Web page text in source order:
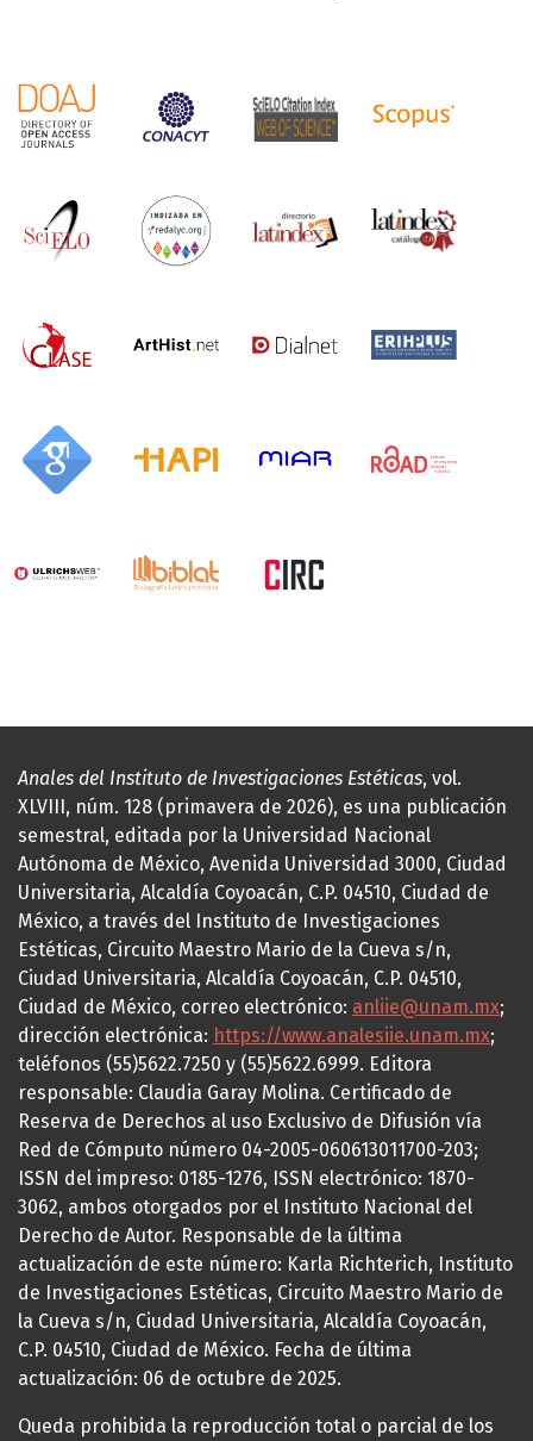
Anales del Instituto de Investigaciones Estéticas, vol.
XLVIII, núm. 128 (primavera de 2026), es una publicación
semestral, editada por la Universidad Nacional
Autónoma de México, Avenida Universidad 3000, Ciudad
Universitaria, Alcaldía Coyoacán, C.P. 04510, Ciudad de
México, a través del Instituto de Investigaciones
Estéticas, Circuito Maestro Mario de la Cueva s/n,
Ciudad Universitaria, Alcaldía Coyoacán, C.P. 04510,
Ciudad de México, correo electrónico: anliie@unam.mx;
dirección electrónica: https://www.analesiie.unam.mx;
teléfonos (55)5622.7250 y (55)5622.6999. Editora
responsable: Claudia Garay Molina. Certificado de
Reserva de Derechos al uso Exclusivo de Difusión vía
Red de Cómputo número 04-2005-060613011700-203;
ISSN del impreso: 0185-1276, ISSN electrónico: 1870-
3062, ambos otorgados por el Instituto Nacional del
Derecho de Autor. Responsable de la última
actualización de este número: Karla Richterich, Instituto
de Investigaciones Estéticas, Circuito Maestro Mario de
la Cueva s/n, Ciudad Universitaria, Alcaldía Coyoacán,
C.P. 04510, Ciudad de México. Fecha de última
actualización: 06 de octubre de 2025.
Queda prohibida la reproducción total o parcial de los